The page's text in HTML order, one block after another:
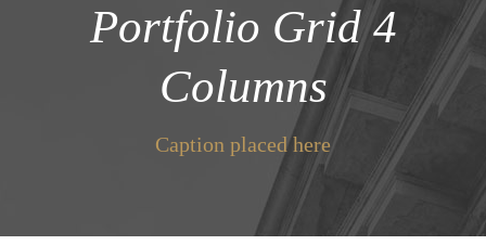
Portfolio Grid 4
Columns
Caption placed here